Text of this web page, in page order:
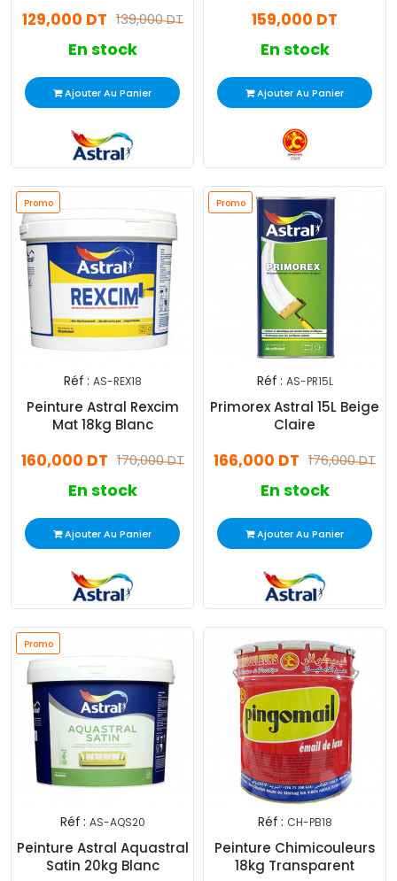
139,000 DT
129,000 DT
En stock
Ajouter Au Panier
159,000 DT
En stock
Ajouter Au Panier
Promo
Réf : AS-REX18
Peinture Astral Rexcim
Mat 18kg Blanc
170,000 DT
160,000 DT
En stock
Ajouter Au Panier
Promo
Réf : AS-PR15L
Primorex Astral 15L Beige
Claire
176,000 DT
166,000 DT
En stock
Ajouter Au Panier
Promo
Réf : AS-AQS20
Peinture Astral Aquastral
Satin 20kg Blanc
Réf : CH-PB18
Peinture Chimicouleurs
18kg Transparent